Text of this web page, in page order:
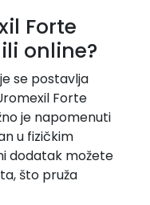
Forte
online?
se postavlja
Forte
je napomenuti
u fizičkim
dodatak možete
što pruža